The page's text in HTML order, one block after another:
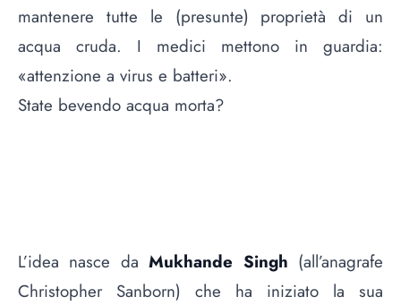
mantenere tutte le (presunte) proprietà di un
acqua cruda. I medici mettono in guardia:
«attenzione a virus e batteri».
State bevendo acqua morta?
L’idea nasce daMukhande Singh (all’anagrafe
Christopher Sanborn) che ha iniziato la sua